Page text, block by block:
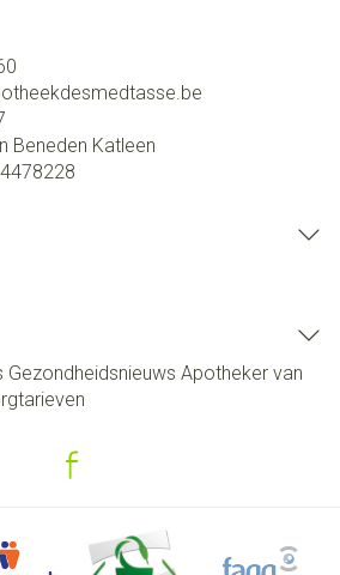
Beneden Katleen
Gezondheidsnieuws Apotheker van